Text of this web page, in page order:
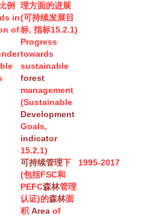
例
in
of
理方面的进展
(可持续发展目
标, 指标15.2.1)
Progress
towards
sustainable
forest
management
(Sustainable
Development
Goals,
indicator
15.2.1)
可持续管理下
(包括FSC和
PEFC森林管理
认证)的森林面
积 Area of
1995-2017